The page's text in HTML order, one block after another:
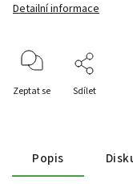
Detailní informace
Zeptat se Sdílet
Popis